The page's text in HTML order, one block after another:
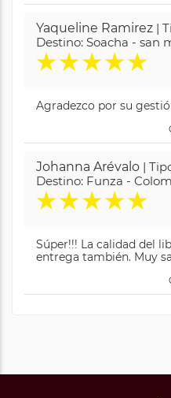
Yaqueline Ramirez |
Destino: Soacha - san
★★★★★
Agradezco por su
Johanna Arévalo |
Destino: Funza -
★★★★★
Súper!!! La calidad del
entrega también. Muy